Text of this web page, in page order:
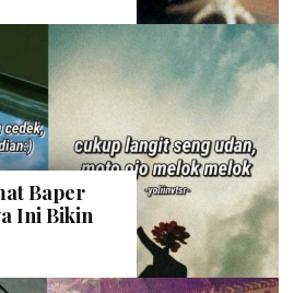
Baper
Ini Bikin